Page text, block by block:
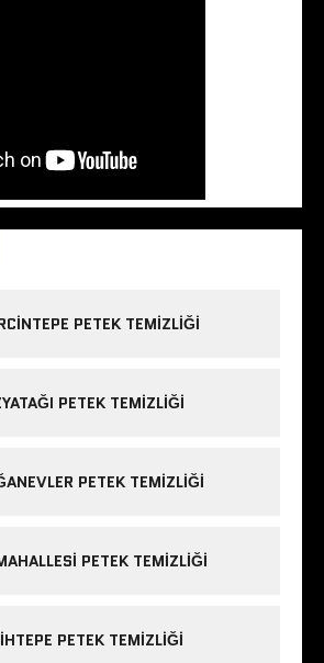
PETEK TEMIZLIĞI
PETEK TEMIZLIĞI
PETEK TEMIZLIĞI
PETEK TEMIZLIĞI
PETEK TEMIZLIĞI